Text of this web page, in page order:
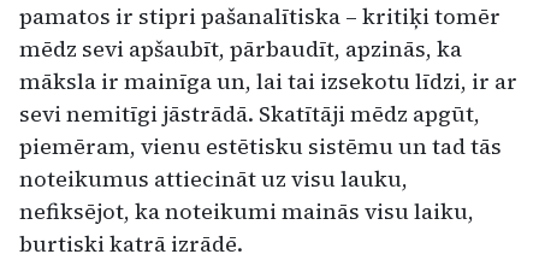
pamatos ir stipri pašanalītiska – kritiķi tomēr
mēdz sevi apšaubīt, pārbaudīt, apzinās, ka
māksla ir mainīga un, lai tai izsekotu līdzi, ir ar
sevi nemitīgi jāstrādā. Skatītāji mēdz apgūt,
piemēram, vienu estētisku sistēmu un tad tās
noteikumus attiecināt uz visu lauku,
nefiksējot, ka noteikumi mainās visu laiku,
burtiski katrā izrādē.